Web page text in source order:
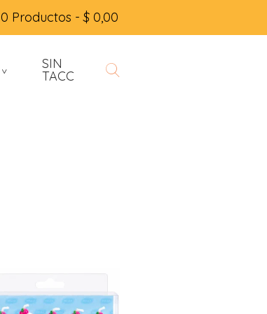
0 Productos -$ 0,00
> SIN
TACC